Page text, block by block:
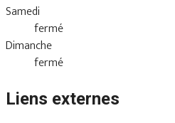
Samedi
fermé
Dimanche
fermé
Liens externes